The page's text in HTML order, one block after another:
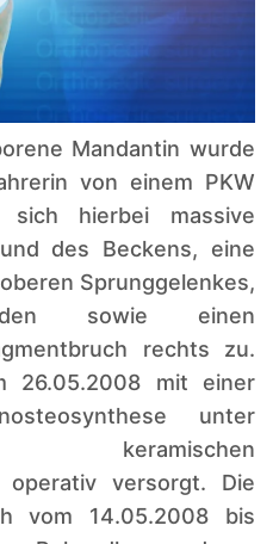
Mandantin wurde
von einem PKW
hierbei massive
des Beckens, eine
Sprunggelenkes,
sowie einen
rechts zu.
26.05.2008 mit einer
unter
operativ versorgt. Die
vom 14.05.2008 bis